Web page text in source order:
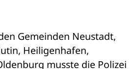
Gemeinden Neustadt,
Heiligenhafen,
musste die Polizei